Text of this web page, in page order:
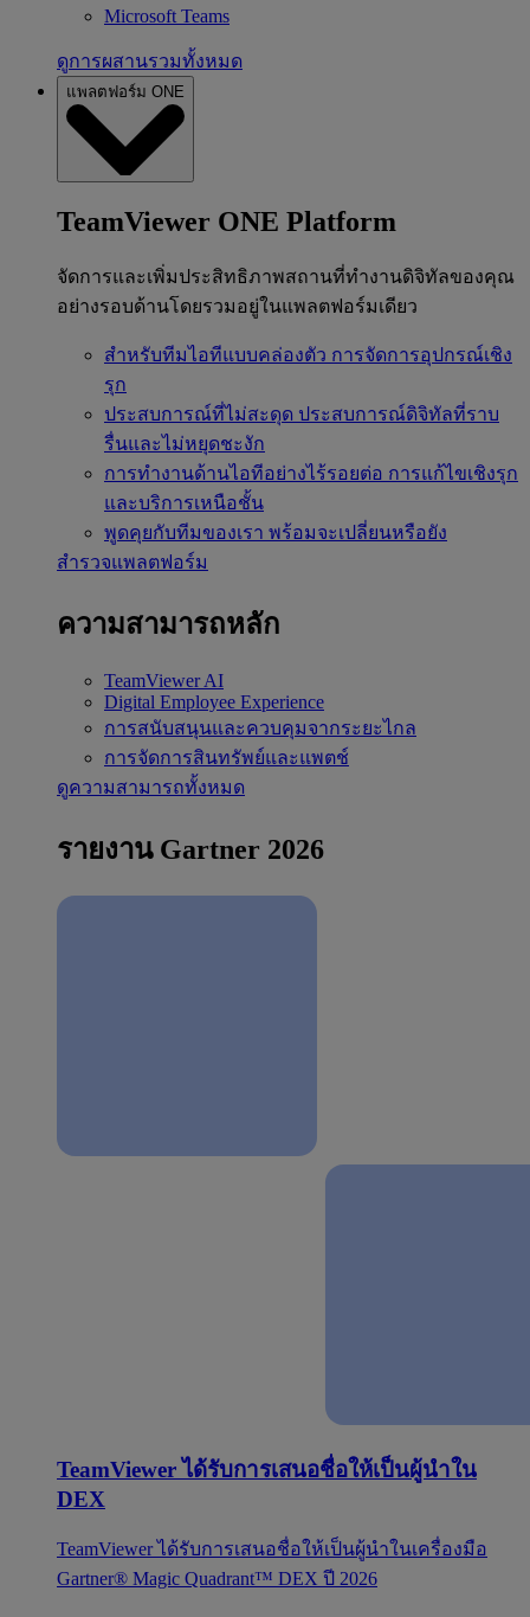
Microsoft Teams
ดูการผสานรวมทั้งหมด
แพลตฟอร์ม ONE
TeamViewer ONE Platform
จัดการและเพิ่มประสิทธิภาพสถานที่ทำงานดิจิทัลของคุณ
อย่างรอบด้านโดยรวมอยู่ในแพลตฟอร์มเดียว
สำหรับทีมไอทีแบบคล่องตัว การจัดการอุปกรณ์เชิง
รุก
ประสบการณ์ที่ไม่สะดุด ประสบการณ์ดิจิทัลที่ราบ
รื่นและไม่หยุดชะงัก
การทำงานด้านไอทีอย่างไร้รอยต่อ การแก้ไขเชิงรุก
และบริการเหนือชั้น
พูดคุยกับทีมของเรา พร้อมจะเปลี่ยนหรือยัง
สำรวจแพลตฟอร์ม
ความสามารถหลัก
TeamViewer AI
Digital Employee Experience
การสนับสนุนและควบคุมจากระยะไกล
การจัดการสินทรัพย์และแพตช์
ดูความสามารถทั้งหมด
รายงาน Gartner 2026
TeamViewer ได้รับการเสนอชื่อให้เป็นผู้นำใน
DEX
TeamViewer ได้รับการเสนอชื่อให้เป็นผู้นำในเครื่องมือ
Gartner® Magic Quadrant™ DEX ปี 2026